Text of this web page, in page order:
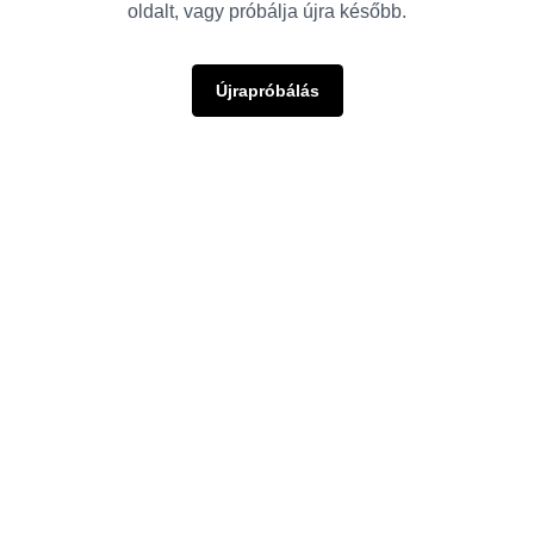
oldalt, vagy próbálja újra később.
Újrapróbálás